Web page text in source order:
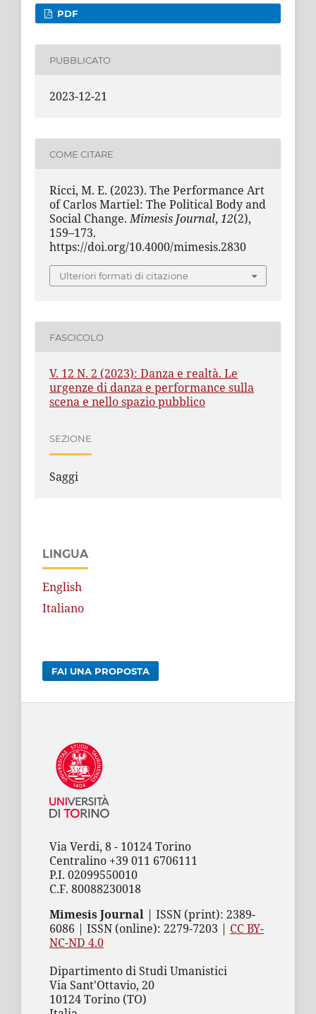
PDF
PUBBLICATO
2023-12-21
COME CITARE
Ricci, M. E. (2023). The Performance Art
of Carlos Martiel: The Political Body and
Social Change.Mimesis Journal, 12(2),
159–173.
https://doi.org/10.4000/mimesis.2830
Ulteriori formati di citazione
FASCICOLO
V. 12 N. 2 (2023): Danza e realtà. Le
urgenze di danza e performance sulla
scena e nello spazio pubblico
SEZIONE
Saggi
LINGUA
English
Italiano
FAI UNA PROPOSTA
Via Verdi, 8 - 10124 Torino
Centralino +39 011 6706111
P.I. 02099550010
C.F. 80088230018
Mimesis Journal| ISSN (print): 2389-
6086 | ISSN (online): 2279-7203 | CC BY-
NC-ND 4.0
Dipartimento di Studi Umanistici
Via Sant'Ottavio, 20
10124 Torino (TO)